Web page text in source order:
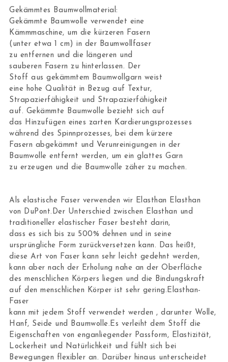
Gekämmtes Baumwollmaterial:
Gekämmte Baumwolle verwendet eine
Kämmmaschine, um die kürzeren Fasern
(unter etwa 1 cm) in der Baumwollfaser
zu entfernen und die längeren und
sauberen Fasern zu hinterlassen. Der
Stoff aus gekämmtem Baumwollgarn weist
eine hohe Qualität in Bezug auf Textur,
Strapazierfähigkeit und Strapazierfähigkeit
auf. Gekämmte Baumwolle bezieht sich auf
das Hinzufügen eines zarten Kardierungsprozesses
während des Spinnprozesses, bei dem kürzere
Fasern abgekämmt und Verunreinigungen in der
Baumwolle entfernt werden, um ein glattes Garn
zu erzeugen und die Baumwolle zäher zu machen.
Als elastische Faser verwenden wir Elasthan Elasthan
von DuPont.Der Unterschied zwischen Elasthan und
traditioneller elastischer Faser besteht darin,
dass es sich bis zu 500% dehnen und in seine
ursprüngliche Form zurückversetzen kann. Das heißt,
diese Art von Faser kann sehr leicht gedehnt werden,
kann aber nach der Erholung nahe an der Oberfläche
des menschlichen Körpers liegen und die Bindungskraft
auf den menschlichen Körper ist sehr gering.Elasthan-
Faser
kann mit jedem Stoff verwendet werden , darunter Wolle,
Hanf, Seide und Baumwolle.Es verleiht dem Stoff die
Eigenschaften von enganliegender Passform, Elastizität,
Lockerheit und Natürlichkeit und fühlt sich bei
Bewegungen flexibler an. Darüber hinaus unterscheidet